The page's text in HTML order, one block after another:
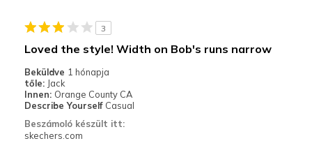
Sizing
Feels true to size
View On Shoes
I'm Into Shoes
3
Loved the style! Width on Bob's runs narrow
Beküldve 1 hónapja
tőle: Jack
Innen: Orange County CA
Describe Yourself Casual
Beszámoló készült itt:
skechers.com